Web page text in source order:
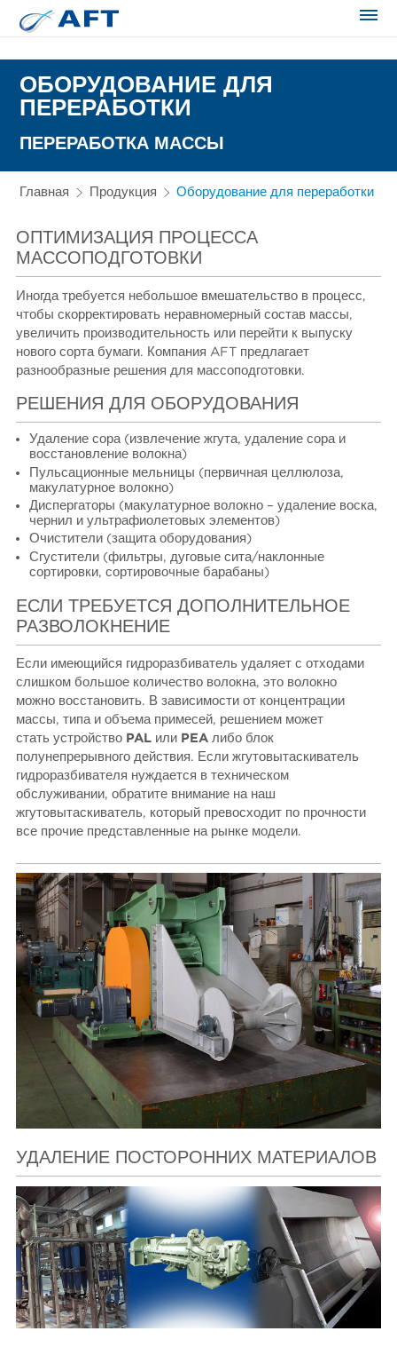
ОБОРУДОВАНИЕ ДЛЯ
ПЕРЕРАБОТКИ
ПЕРЕРАБОТКА МАССЫ
Главная Продукция Оборудование для переработки
ОПТИМИЗАЦИЯ ПРОЦЕССА
МАССОПОДГОТОВКИ
Иногда требуется небольшое вмешательство в процесс,
чтобы скорректировать неравномерный состав массы,
увеличить производительность или перейти к выпуску
нового сорта бумаги. Компания AFT предлагает
разнообразные решения для массоподготовки.
РЕШЕНИЯ ДЛЯ ОБОРУДОВАНИЯ
Удаление сора (извлечение жгута, удаление сора и
восстановление волокна)
Пульсационные мельницы (первичная целлюлоза,
макулатурное волокно)
Диспергаторы (макулатурное волокно – удаление воска,
чернил и ультрафиолетовых элементов)
Очистители (защита оборудования)
Сгустители (фильтры, дуговые сита/наклонные
сортировки, сортировочные барабаны)
ЕСЛИ ТРЕБУЕТСЯ ДОПОЛНИТЕЛЬНОЕ
РАЗВОЛОКНЕНИЕ
Если имеющийся гидроразбиватель удаляет с отходами
слишком большое количество волокна, это волокно
можно восстановить. В зависимости от концентрации
массы, типа и объема примесей, решением может
стать устройство PAL или PEA либо блок
полунепрерывного действия. Если жгутовытаскиватель
гидроразбивателя нуждается в техническом
обслуживании, обратите внимание на наш
жгутовытаскиватель, который превосходит по прочности
все прочие представленные на рынке модели.
УДАЛЕНИЕ ПОСТОРОННИХ МАТЕРИАЛОВ